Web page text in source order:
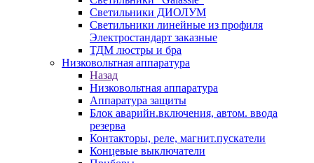
Светильники ДИОЛУМ
Светильники линейные из профиля
Электростандарт заказные
ТДМ люстры и бра
Низковольтная аппаратура
Назад
Низковольтная аппаратура
Аппаратура защиты
Блок аварийн.включения, автом. ввода
резерва
Контакторы, реле, магнит.пускатели
Концевые выключатели